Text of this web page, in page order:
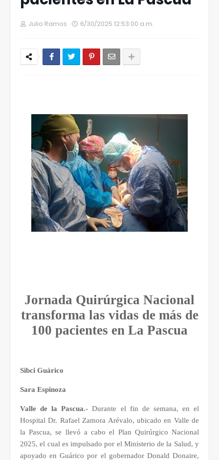
Julio Ramos 6/30/2025 12:53:00 a.m.
Jornada Quirúrgica Nacional
transforma las vidas de más de
100 pacientes en La Pascua
Sibci Guárico
Sara Espinoza
Valle de la Pascua.-Durante el fin de semana, en el
Hospital Dr. Rafael Zamora Arévalo, ubicado en Valle de
la Pascua, se llevó a cabo el Plan Quirúrgico Nacional
2025, el cual es impulsado por el Ministerio de la Salud, y
apoyado en Guárico por el gobernador Donald Donaire,